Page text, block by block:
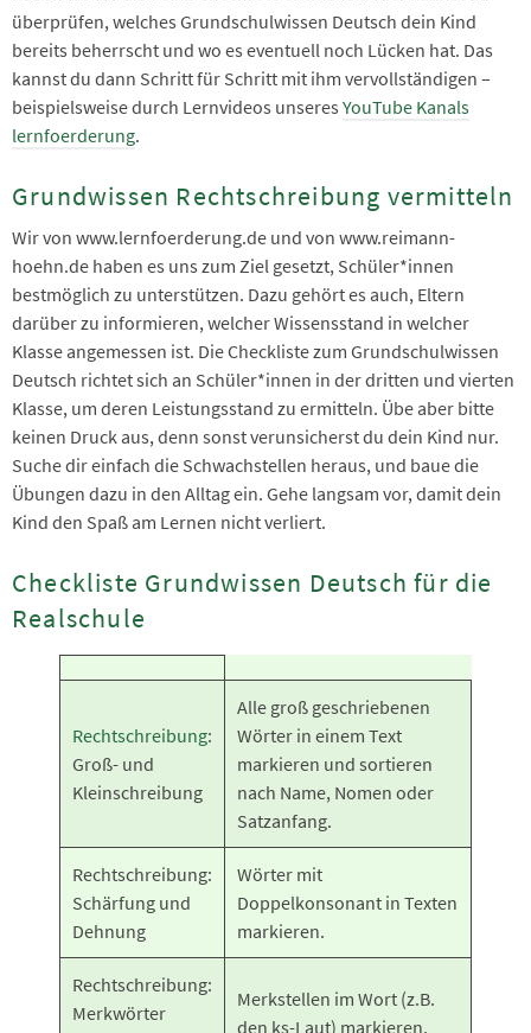
überprüfen, welches Grundschulwissen Deutsch dein Kind
bereits beherrscht und wo es eventuell noch Lücken hat. Das
kannst du dann Schritt für Schritt mit ihm vervollständigen –
beispielsweise durch Lernvideos unseres YouTube Kanals
lernfoerderung.
Grundwissen Rechtschreibung vermitteln
Wir von www.lernfoerderung.de und von www.reimann-
hoehn.de haben es uns zum Ziel gesetzt, Schüler*innen
bestmöglich zu unterstützen. Dazu gehört es auch, Eltern
darüber zu informieren, welcher Wissensstand in welcher
Klasse angemessen ist. Die Checkliste zum Grundschulwissen
Deutsch richtet sich an Schüler*innen in der dritten und vierten
Klasse, um deren Leistungsstand zu ermitteln. Übe aber bitte
keinen Druck aus, denn sonst verunsicherst du dein Kind nur.
Suche dir einfach die Schwachstellen heraus, und baue die
Übungen dazu in den Alltag ein. Gehe langsam vor, damit dein
Kind den Spaß am Lernen nicht verliert.
Checkliste Grundwissen Deutsch für die
Realschule
Rechtschreibung:
Groß- und
Kleinschreibung
Alle groß geschriebenen
Wörter in einem Text
markieren und sortieren
nach Name, Nomen oder
Satzanfang.
Rechtschreibung:
Schärfung und
Dehnung
Wörter mit
Doppelkonsonant in Texten
markieren.
Rechtschreibung:
Merkwörter
Merkstellen im Wort (z.B.
den ks-Laut) markieren.